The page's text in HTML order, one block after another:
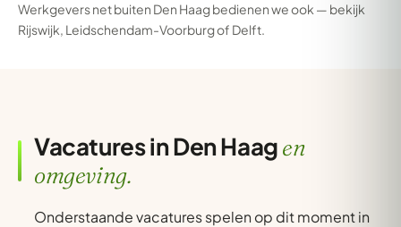
Werkgevers net buiten Den Haag bedienen we ook — bekijk
Rijswijk, Leidschendam-Voorburgof Delft.
Vacatures in Den Haagen
omgeving.
Onderstaande vacatures spelen op dit moment in